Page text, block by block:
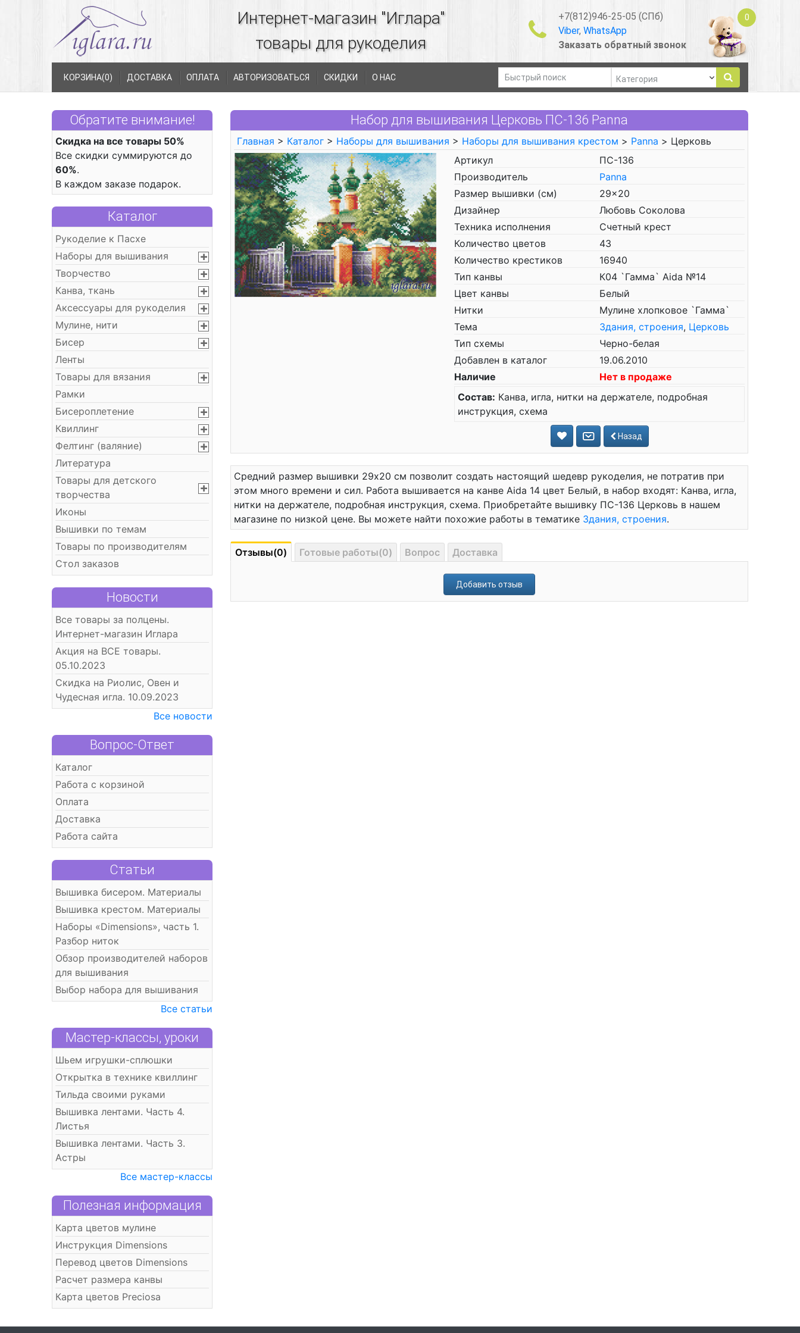
Интернет-магазин "Иглара"
товары для рукоделия
+7(812)946-25-05 (СПб)
Viber, WhatsApp
Заказать обратный звонок
0
КОРЗИНА(0) ДОСТАВКА ОПЛАТА АВТОРИЗОВАТЬСЯ СКИДКИ О НАС
Обратите внимание!
Скидка на все товары 50%
Все скидки суммируются до
60%.
В каждом заказе подарок.
Каталог
Рукоделие к Пасхе
Наборы для вышивания
Творчество
Канва, ткань
Аксессуары для рукоделия
Мулине, нити
Бисер
Ленты
Товары для вязания
Рамки
Бисероплетение
Квиллинг
Фелтинг (валяние)
Литература
Товары для детского
творчества
Иконы
Вышивки по темам
Товары по производителям
Стол заказов
Новости
Все товары за полцены.
Интернет-магазин Иглара
Акция на ВСЕ товары.
05.10.2023
Скидка на Риолис, Овен и
Чудесная игла. 10.09.2023
Все новости
Вопрос-Ответ
Каталог
Работа с корзиной
Оплата
Доставка
Работа сайта
Статьи
Вышивка бисером. Материалы
Вышивка крестом. Материалы
Наборы «Dimensions», часть 1.
Разбор ниток
Обзор производителей наборов
для вышивания
Выбор набора для вышивания
Все статьи
Мастер-классы, уроки
Шьем игрушки-сплюшки
Открытка в технике квиллинг
Тильда своими руками
Вышивка лентами. Часть 4.
Листья
Вышивка лентами. Часть 3.
Астры
Все мастер-классы
Полезная информация
Карта цветов мулине
Инструкция Dimensions
Перевод цветов Dimensions
Расчет размера канвы
Карта цветов Preciosa
Набор для вышивания Церковь ПС-136 Panna
Главная > Каталог > Наборы для вышивания > Наборы для вышивания крестом > Panna > Церковь
Артикул
ПС-136
Производитель
Panna
Размер вышивки (см)
29x20
Дизайнер
Любовь Соколова
Техника исполнения
Счетный крест
Количество цветов
43
Количество крестиков
16940
Тип канвы
К04 `Гамма` Aida №14
Цвет канвы
Белый
Нитки
Мулине хлопковое `Гамма`
Тема
Здания, строения, Церковь
Тип схемы
Черно-белая
Добавлен в каталог
19.06.2010
Наличие
Нет в продаже
Состав: Канва, игла, нитки на держателе, подробная
инструкция, схема
Назад
Средний размер вышивки 29x20 см позволит создать настоящий шедевр рукоделия, не потратив при
этом много времени и сил. Работа вышивается на канве Aida 14 цвет Белый, в набор входят: Канва, игла,
нитки на держателе, подробная инструкция, схема. Приобретайте вышивку ПС-136 Церковь в нашем
магазине по низкой цене. Вы можете найти похожие работы в тематике Здания, строения.
Отзывы(0) Готовые работы(0) Вопрос Доставка
Добавить отзыв